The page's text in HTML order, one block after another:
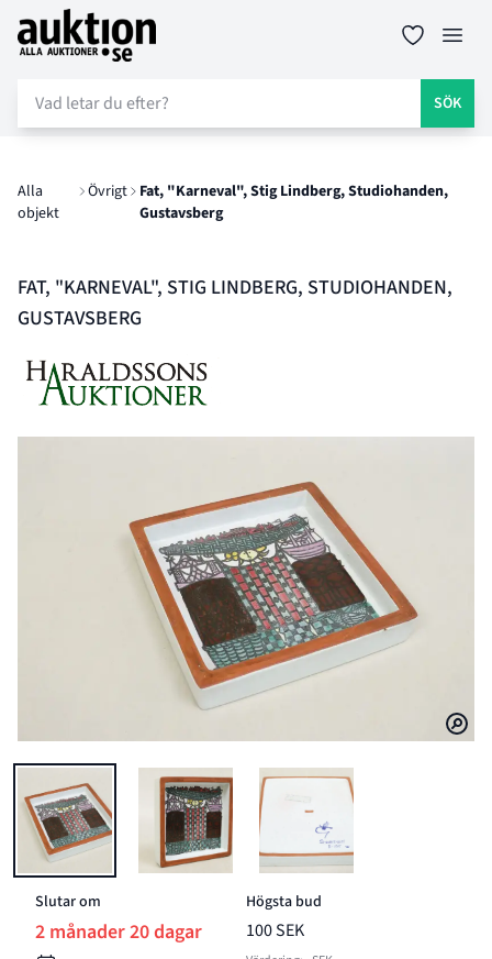
Auktion.se
SÖK
Alla
objekt
Övrigt Fat, "Karneval", Stig Lindberg, Studiohanden,
Gustavsberg
FAT, "KARNEVAL", STIG LINDBERG, STUDIOHANDEN,
GUSTAVSBERG
BILD 1 AV FAT, "KARNEVAL", STIG LINDBERG, STUDIOHANDEN,
BILD 2 AV FAT, "KARNEVAL", STIG LINDBERG,
BILD 3 AV FAT,
Slutar om
2 månader 20 dagar
Högsta bud
100 SEK